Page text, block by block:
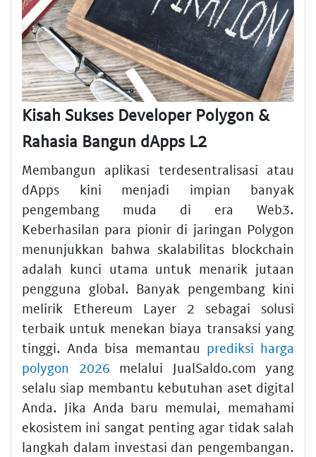
Kisah Sukses Developer Polygon &
Rahasia Bangun dApps L2
Membangun aplikasi terdesentralisasi atau
dApps kini menjadi impian banyak
pengembang muda di era Web3.
Keberhasilan para pionir di jaringan Polygon
menunjukkan bahwa skalabilitas blockchain
adalah kunci utama untuk menarik jutaan
pengguna global. Banyak pengembang kini
melirik Ethereum Layer 2 sebagai solusi
terbaik untuk menekan biaya transaksi yang
tinggi. Anda bisa memantau prediksi harga
polygon 2026 melalui JualSaldo.com yang
selalu siap membantu kebutuhan aset digital
Anda. Jika Anda baru memulai, memahami
ekosistem ini sangat penting agar tidak salah
langkah dalam investasi dan pengembangan.